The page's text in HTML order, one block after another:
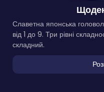
Славетна японська
від 1 до 9. Три рівні
складний.